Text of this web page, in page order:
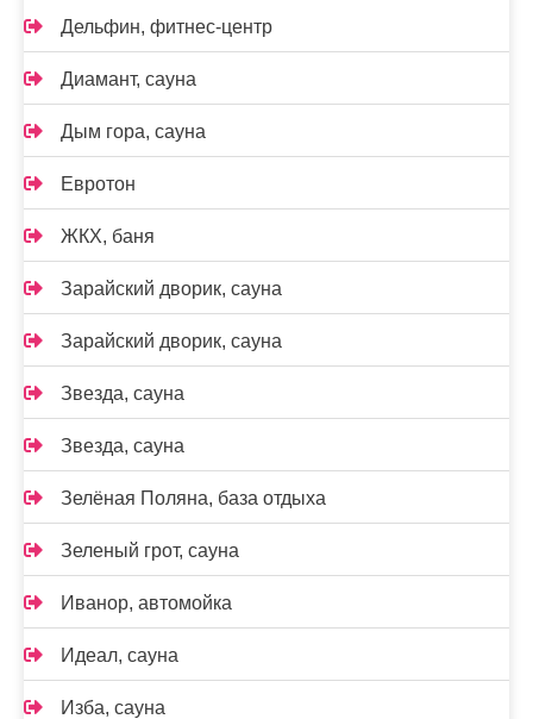
Дельфин, фитнес-центр
Диамант, сауна
Дым гора, сауна
Евротон
ЖКХ, баня
Зарайский дворик, сауна
Зарайский дворик, сауна
Звезда, сауна
Звезда, сауна
Зелёная Поляна, база отдыха
Зеленый грот, сауна
Иванор, автомойка
Идеал, сауна
Изба, сауна